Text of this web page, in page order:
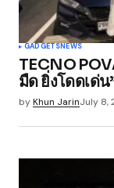
Your Name*
Your E-mail*
browser
Submit
GADGETSNEWS
TECNO
มืด ยิ่งโดดเด่น
byKhun JarinJuly 8,